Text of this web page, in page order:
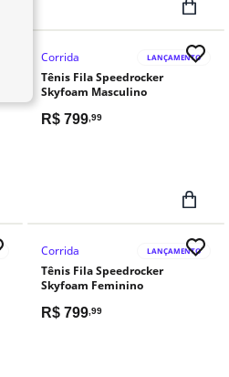
Corrida LANÇAMENTO
Tênis Fila Speedrocker
Skyfoam Masculino
R$ 799,99
Corrida LANÇAMENTO
Tênis Fila Speedrocker
Skyfoam Feminino
R$ 799,99